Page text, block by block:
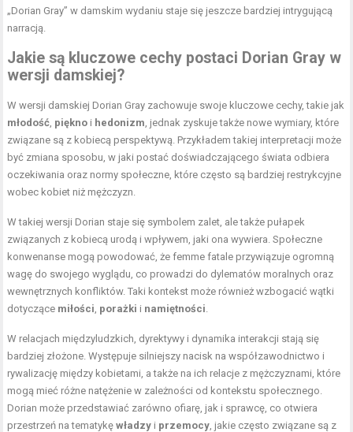
„Dorian Gray” w damskim wydaniu staje się jeszcze bardziej intrygującą
narracją.
Jakie są kluczowe cechy postaci Dorian Gray w
wersji damskiej?
W wersji damskiej Dorian Gray zachowuje swoje kluczowe cechy, takie jak
młodość piękno i hedonizm , jednak zyskuje także nowe wymiary, które
związane są z kobiecą perspektywą. Przykładem takiej interpretacji może
być zmiana sposobu, w jaki postać doświadczającego świata odbiera
oczekiwania oraz normy społeczne, które często są bardziej restrykcyjne
wobec kobiet niż mężczyzn.
W takiej wersji Dorian staje się symbolem zalet, ale także pułapek
związanych z kobiecą urodą i wpływem, jaki ona wywiera. Społeczne
konwenanse mogą powodować, że femme fatale przywiązuje ogromną
wagę do swojego wyglądu, co prowadzi do dylematów moralnych oraz
wewnętrznych konfliktów. Taki kontekst może również wzbogacić wątki
dotyczące miłości porażki i namiętności
W relacjach międzyludzkich, dyrektywy i dynamika interakcji stają się
bardziej złożone. Występuje silniejszy nacisk na współzawodnictwo i
rywalizację między kobietami, a także na ich relacje z mężczyznami, które
mogą mieć różne natężenie w zależności od kontekstu społecznego.
Dorian może przedstawiać zarówno ofiarę, jak i sprawcę, co otwiera
przestrzeń na tematykęwładzy i przemocy , jakie często związane są z